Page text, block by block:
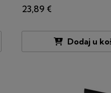
23,89 €
Dodaj u